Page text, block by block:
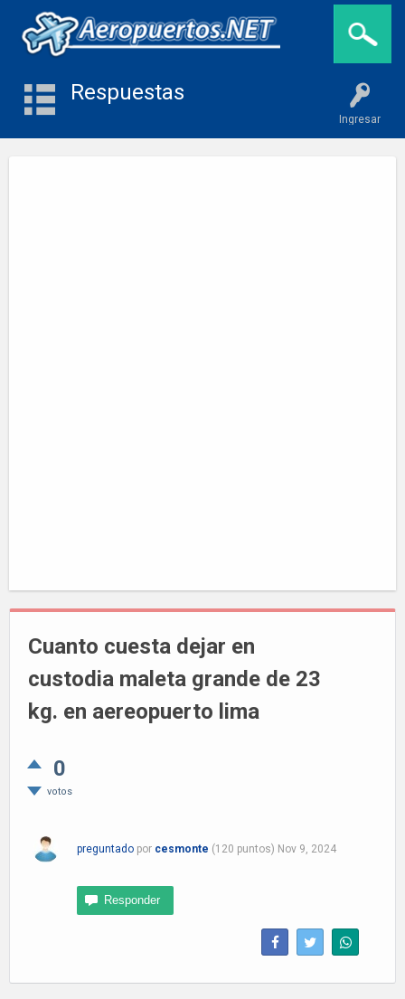
Ingresar
Respuestas
Cuanto cuesta dejar en
custodia maleta grande de 23
kg. en aereopuerto lima
0
votos
preguntado por cesmonte (120 puntos) Nov 9, 2024